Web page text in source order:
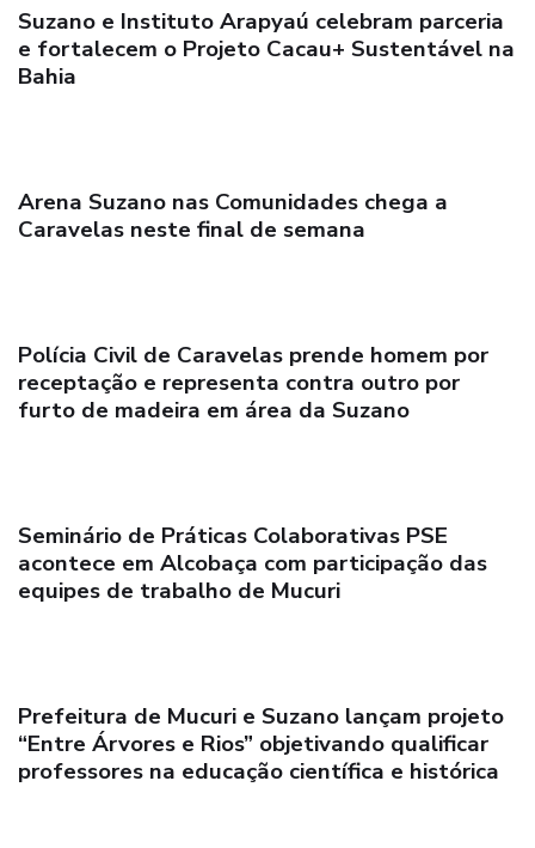
Suzano e Instituto Arapyaú celebram parceria
e fortalecem o Projeto Cacau+ Sustentável na
Bahia
Arena Suzano nas Comunidades chega a
Caravelas neste final de semana
Polícia Civil de Caravelas prende homem por
receptação e representa contra outro por
furto de madeira em área da Suzano
Seminário de Práticas Colaborativas PSE
acontece em Alcobaça com participação das
equipes de trabalho de Mucuri
Prefeitura de Mucuri e Suzano lançam projeto
“Entre Árvores e Rios” objetivando qualificar
professores na educação científica e histórica